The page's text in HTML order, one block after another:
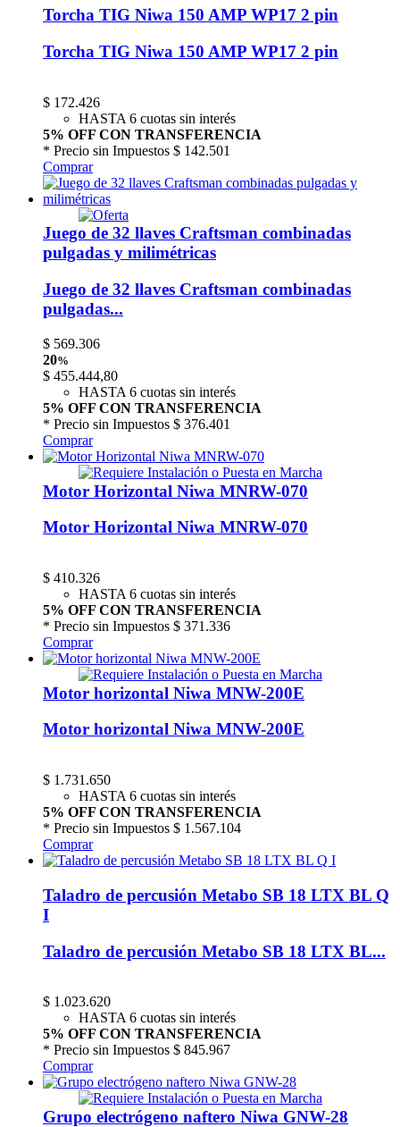
Torcha TIG Niwa 150 AMP WP17 2 pin
Torcha TIG Niwa 150 AMP WP17 2 pin
$ 172.426
HASTA 6 cuotas sin interés
5% OFF CON TRANSFERENCIA
* Precio sin Impuestos $ 142.501
Comprar
Juego de 32 llaves Craftsman combinadas
pulgadas y milimétricas
Juego de 32 llaves Craftsman combinadas
pulgadas...
$ 569.306
20%
$ 455.444,80
HASTA 6 cuotas sin interés
5% OFF CON TRANSFERENCIA
* Precio sin Impuestos $ 376.401
Comprar
Motor Horizontal Niwa MNRW-070
Motor Horizontal Niwa MNRW-070
$ 410.326
HASTA 6 cuotas sin interés
5% OFF CON TRANSFERENCIA
* Precio sin Impuestos $ 371.336
Comprar
Motor horizontal Niwa MNW-200E
Motor horizontal Niwa MNW-200E
$ 1.731.650
HASTA 6 cuotas sin interés
5% OFF CON TRANSFERENCIA
* Precio sin Impuestos $ 1.567.104
Comprar
Taladro de percusión Metabo SB 18 LTX BL Q
I
Taladro de percusión Metabo SB 18 LTX BL...
$ 1.023.620
HASTA 6 cuotas sin interés
5% OFF CON TRANSFERENCIA
* Precio sin Impuestos $ 845.967
Comprar
Grupo electrógeno naftero Niwa GNW-28